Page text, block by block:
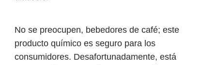
No se preocupen, bebedores de café; este
producto químico es seguro para los
consumidores. Desafortunadamente, está